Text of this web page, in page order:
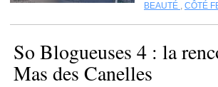
BEAUTÉ , CÔTÉ
So Blogueuses 4 : la
Mas des Canelles